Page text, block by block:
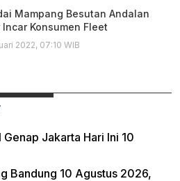
Mampang Besutan Andalan
Incar Konsumen Fleet
2022, 07:10 WIB
Jakarta Hari Ini 10
Bandung 10 Agustus 2026,